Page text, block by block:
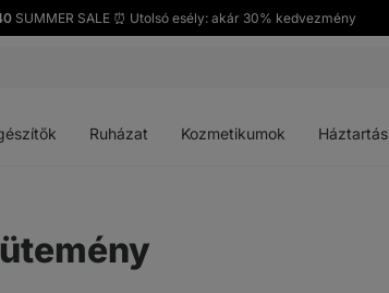
SUMMER SALE ⏰ Utolsó esély: akár 30% kedvezmény
Ruházat Kozmetikumok Háztartás